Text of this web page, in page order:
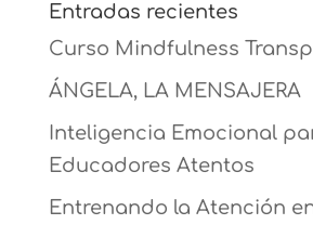
Entradas recientes
Curso Mindfulness
ÁNGELA, LA MENSAJERA
Inteligencia Emocional
Educadores Atentos
Entrenando la Atención